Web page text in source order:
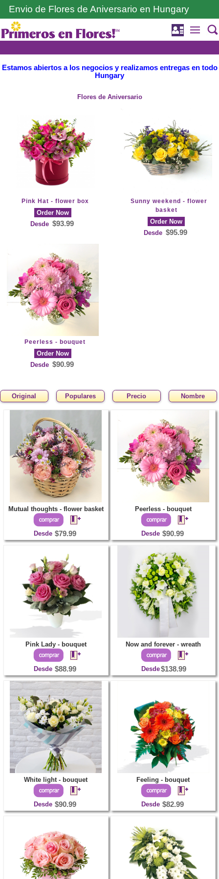
Envio de Flores de Aniversario en Hungary
Estamos abiertos a los negocios y realizamos entregas en todo
Hungary
Flores de Aniversario
Pink Hat - flower box
Order Now
Desde $93.99
Sunny weekend - flower
basket
Order Now
Desde $95.99
Peerless - bouquet
Order Now
Desde $90.99
Original Populares Precio Nombre
Mutual thoughts - flower basket
Desde $79.99
Peerless - bouquet
Desde $90.99
Pink Lady - bouquet
Desde $88.99
Now and forever - wreath
Desde$138.99
White light - bouquet
Desde $90.99
Feeling - bouquet
Desde $82.99